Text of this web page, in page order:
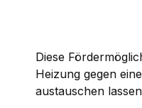
Diese
Heizung gegen
austauschen